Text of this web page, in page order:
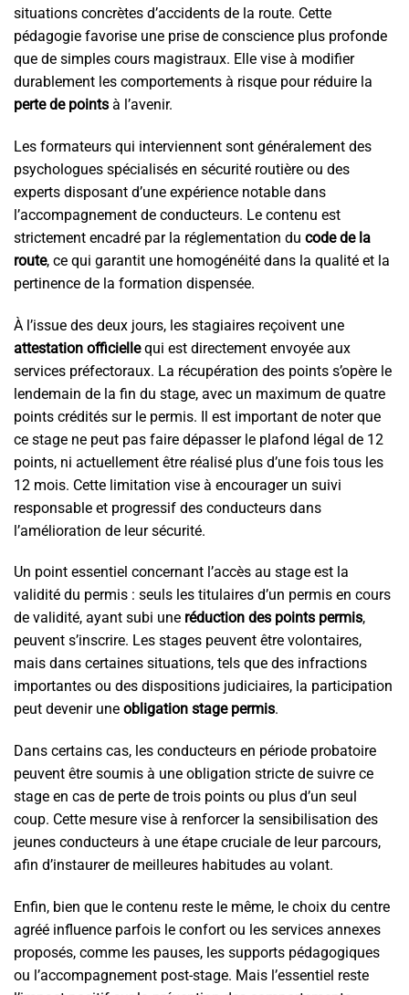
situations concrètes d’accidents de la route. Cette
pédagogie favorise une prise de conscience plus profonde
que de simples cours magistraux. Elle vise à modifier
durablement les comportements à risque pour réduire la
perte de points à l’avenir.
Les formateurs qui interviennent sont généralement des
psychologues spécialisés en sécurité routière ou des
experts disposant d’une expérience notable dans
l’accompagnement de conducteurs. Le contenu est
strictement encadré par la réglementation du code de la
route, ce qui garantit une homogénéité dans la qualité et la
pertinence de la formation dispensée.
À l’issue des deux jours, les stagiaires reçoivent une
attestation officiellequi est directement envoyée aux
services préfectoraux. La récupération des points s’opère le
lendemain de la fin du stage, avec un maximum de quatre
points crédités sur le permis. Il est important de noter que
ce stage ne peut pas faire dépasser le plafond légal de 12
points, ni actuellement être réalisé plus d’une fois tous les
12 mois. Cette limitation vise à encourager un suivi
responsable et progressif des conducteurs dans
l’amélioration de leur sécurité.
Un point essentiel concernant l’accès au stage est la
validité du permis : seuls les titulaires d’un permis en cours
de validité, ayant subi une réduction des points permis,
peuvent s’inscrire. Les stages peuvent être volontaires,
mais dans certaines situations, tels que des infractions
importantes ou des dispositions judiciaires, la participation
peut devenir une obligation stage permis.
Dans certains cas, les conducteurs en période probatoire
peuvent être soumis à une obligation stricte de suivre ce
stage en cas de perte de trois points ou plus d’un seul
coup. Cette mesure vise à renforcer la sensibilisation des
jeunes conducteurs à une étape cruciale de leur parcours,
afin d’instaurer de meilleures habitudes au volant.
Enfin, bien que le contenu reste le même, le choix du centre
agréé influence parfois le confort ou les services annexes
proposés, comme les pauses, les supports pédagogiques
ou l’accompagnement post-stage. Mais l’essentiel reste